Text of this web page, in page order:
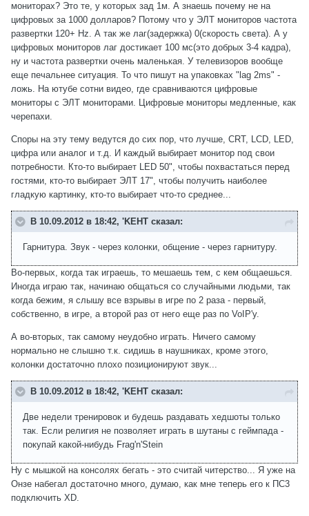
мониторах? Это те, у которых зад 1м. А знаешь почему не на
цифровых за 1000 долларов? Потому что у ЭЛТ мониторов частота
развертки 120+ Hz. А так же лаг(задержка) 0(скорость света). А у
цифровых мониторов лаг достикает 100 мс(это добрых 3-4 кадра),
ну и частота развертки очень маленькая. У телевизоров вообще
еще печальнее ситуация. То что пишут на упаковках "lag 2ms" -
ложь. На ютубе сотни видео, где сравниваются цифровые
мониторы с ЭЛТ мониторами. Цифровые мониторы медленные, как
черепахи.
Споры на эту тему ведутся до сих пор, что лучше, CRT, LCD, LED,
цифра или аналог и т.д. И каждый выбирает монитор под свои
потребности. Кто-то выбирает LED 50", чтобы похвастаться перед
гостями, кто-то выбирает ЭЛТ 17", чтобы получить наиболее
гладкую картинку, кто-то выбирает что-то среднее...
В 10.09.2012 в 18:42, 'KEHT сказал:
Гарнитура. Звук - через колонки, общение - через гарнитуру.
Во-первых, когда так играешь, то мешаешь тем, с кем общаешься.
Иногда играю так, начинаю общаться со случайными людьми, так
когда бежим, я слышу все взрывы в игре по 2 раза - первый,
собственно, в игре, а второй раз от него еще раз по VoIP'у.
А во-вторых, так самому неудобно играть. Ничего самому
нормально не слышно т.к. сидишь в наушниках, кроме этого,
колонки достаточно плохо позиционируют звук...
В 10.09.2012 в 18:42, 'KEHT сказал:
Две недели тренировок и будешь раздавать хедшоты только
так. Если религия не позволяет играть в шутаны с геймпада -
покупай какой-нибудь Frag'n'Stein
Ну с мышкой на консолях бегать - это считай читерство... Я уже на
Онзе набегал достаточно много, думаю, как мне теперь его к ПС3
подключить XD.